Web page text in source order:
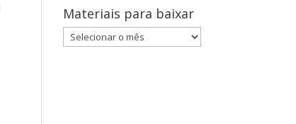
Materiais para baixar
Materiais
para